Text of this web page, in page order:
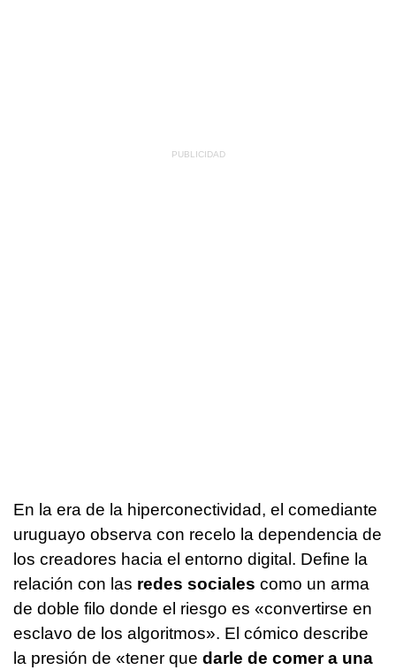
En la era de la hiperconectividad, el comediante
uruguayo observa con recelo la dependencia de
los creadores hacia el entorno digital. Define la
relación con las redes sociales como un arma
de doble filo donde el riesgo es «convertirse en
esclavo de los algoritmos». El cómico describe
la presión de «tener que darle de comer a una